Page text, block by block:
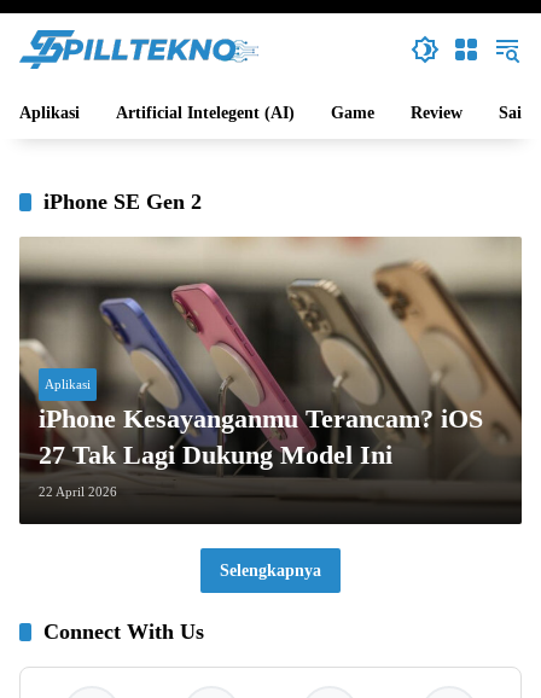
Aplikasi Artificial Intelegent (AI) Game Review Sains
iPhone SE Gen 2
Aplikasi
iPhone Kesayanganmu Terancam? iOS
27 Tak Lagi Dukung Model Ini
22 April 2026
Selengkapnya
Connect With Us